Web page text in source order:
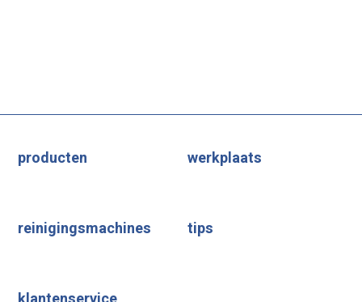
producten werkplaats
reinigingsmachines tips